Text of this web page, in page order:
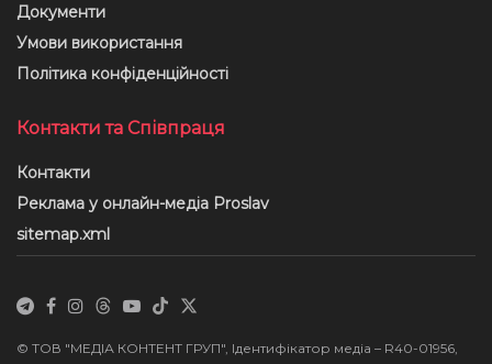
Документи
Умови використання
Політика конфіденційності
Контакти та Співпраця
Контакти
Реклама у онлайн-медіа Proslav
sitemap.xml
© ТОВ "МЕДІА КОНТЕНТ ГРУП", Ідентифікатор медіа – R40-01956,